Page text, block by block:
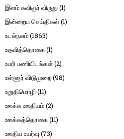
இளம் கவிஞர் விருது(1)
இன்றைய செய்திகள்(1)
உடல்நலம்(1863)
உதவித்தொகை(1)
உபரி பணியிடங்கள்(2)
உள்ளூர் விடுமுறை(98)
உறுதிமொழி(11)
ஊக்க ஊதியம்(2)
ஊக்கத்தொகை(11)
ஊதிய உயர்வு (73)